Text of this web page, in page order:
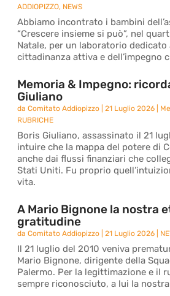
ADDIOPIZZO, NEWS
Abbiamo incontrato i bambini
“Crescere insieme si può”, nel
Natale, per un laboratorio dedicato
cittadinanza attiva e dell’impegno
Memoria & Impegno:
Giuliano
daComitato Addiopizzo |21 Luglio 2026
RUBRICHE
Boris Giuliano, assassinato il 21
intuire che la mappa del potere di
anche dai flussi finanziari che
Stati Uniti. Fu proprio
vita.
A Mario Bignone la nostra
gratitudine
daComitato Addiopizzo |21 Luglio 2026
Il 21 luglio del 2010 veniva
Mario Bignone, dirigente della
Palermo. Per la legittimazione e il
sempre riconosciuto, a lui la